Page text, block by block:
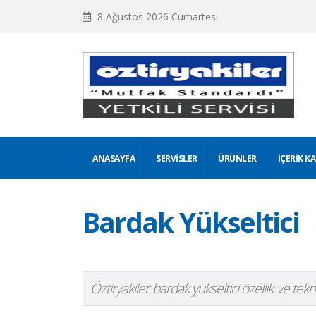
8 Ağustos 2026 Cumartesi
ANASAYFA SERVISLER ÜRÜNLER İÇERIK
Bardak Yükseltici
Öztiryakiler bardak yükseltici özellik ve